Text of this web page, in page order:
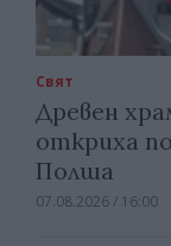
Свят
Древен
откриха
Полша
07.08.2026 / 16:00